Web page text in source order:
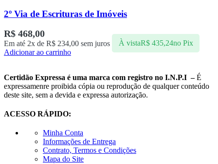
2º Via de Escrituras de Imóveis
R$ 468,00
Em até 2x de R$ 234,00 sem juros À vistaR$435,24no Pix
Adicionar ao carrinho
Certidão Expressa é uma marca com registro no I.N.P.I –É
expressamenre proibida cópia ou reprodução de qualquer conteúdo
deste site, sem a devida e expressa autorização.
ACESSO RÁPIDO:
Minha Conta
Informações de Entrega
Contrato, Termos e Condições
Mapa do Site